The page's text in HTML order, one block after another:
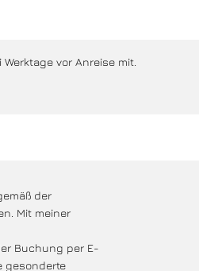
vor Anreise mit.
der
Mit meiner
Buchung per E-
gesonderte